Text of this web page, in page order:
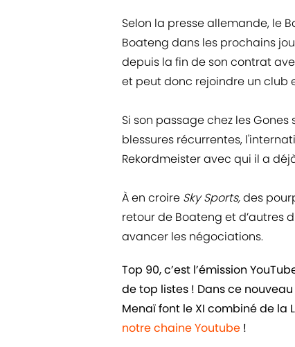
Selon la presse allemande, le
Boateng dans les prochains
depuis la fin de son contrat
et peut donc rejoindre un club
Si son passage chez les
blessures récurrentes,
Rekordmeister avec qui il a
À en croire Sky Sports,des
retour de Boateng et d’autres
avancer les négociations.
Top 90, c’est l’émission
de top listes ! Dans ce
Menaï font le XI combiné de la
notre chaine Youtube !